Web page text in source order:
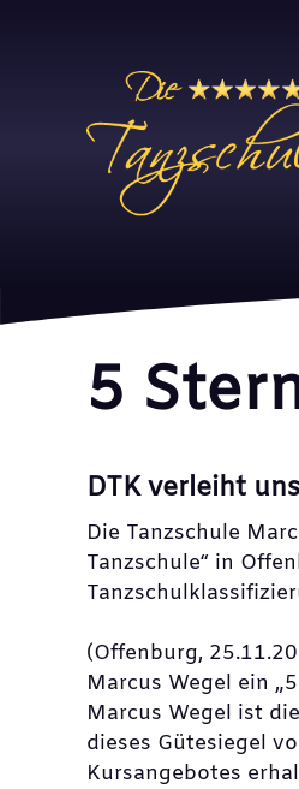
5
DTK verleiht
Die Tanzschule
Tanzschule“ in
(Offenburg,
Marcus Wegel ein
Marcus Wegel ist
dieses Gütesiegel
Kursangebotes